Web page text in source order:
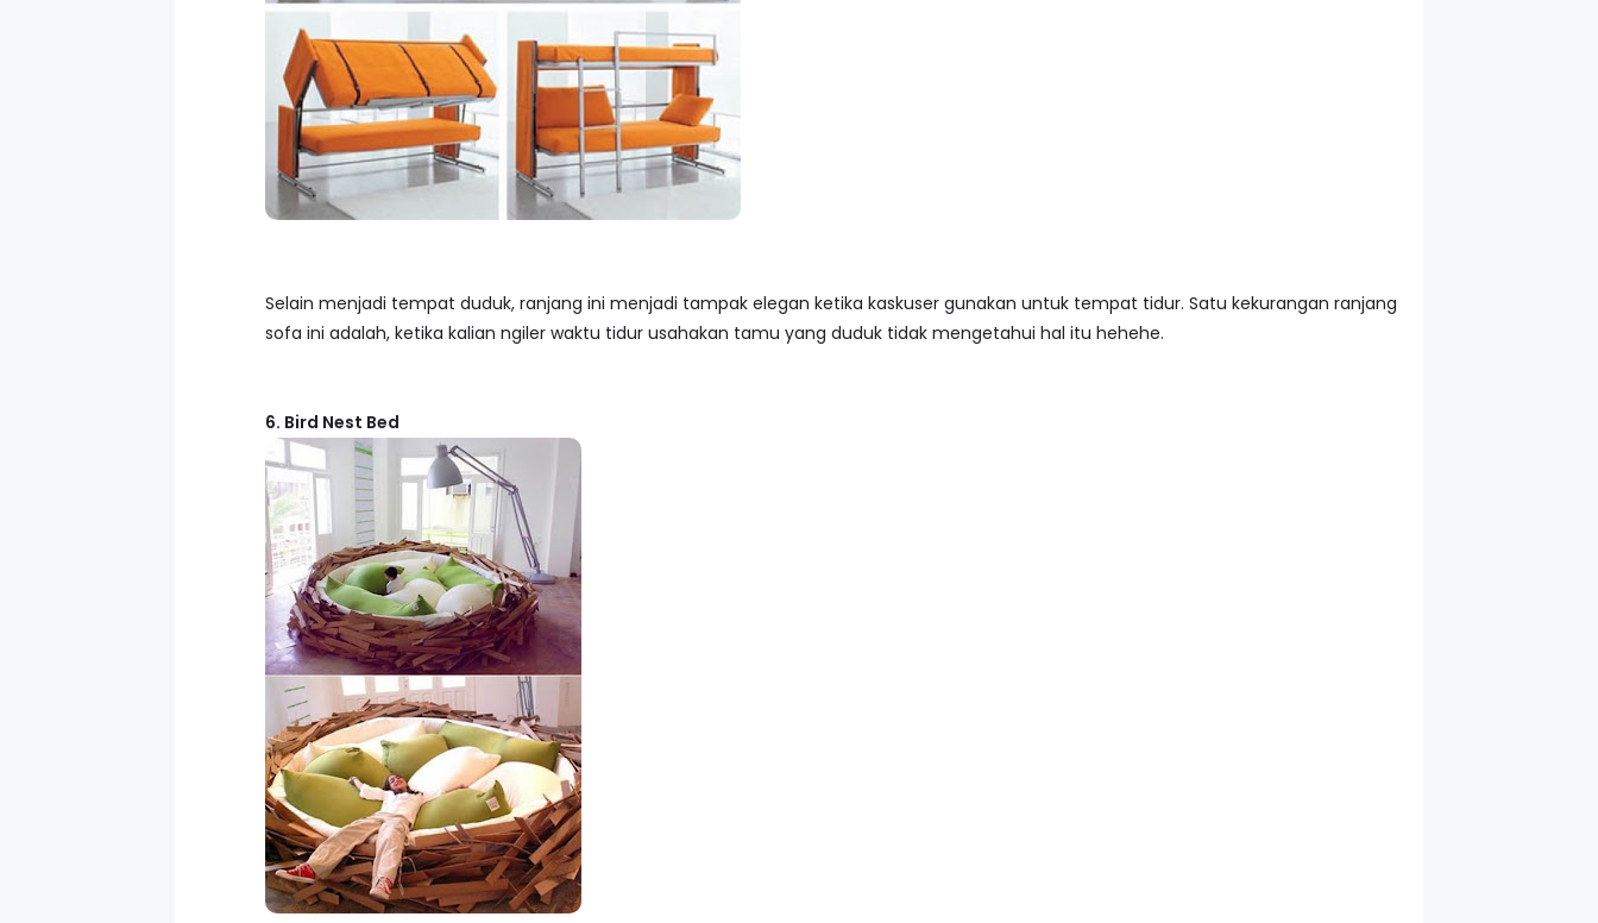
Selain menjadi tempat duduk, ranjang ini menjadi tampak elegan ketika kaskuser gunakan untuk tempat tidur. Satu kekurangan ranjang
sofa ini adalah, ketika kalian ngiler waktu tidur usahakan tamu yang duduk tidak mengetahui hal itu hehehe.
6. Bird Nest Bed